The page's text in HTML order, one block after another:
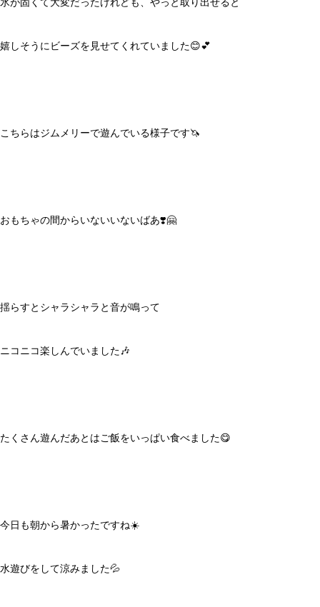
嬉しそうにビーズを見せてくれていました😊💕
こちらはジムメリーで遊んでいる様子です🦄
おもちゃの間からいないいないばあ❣️🤗
揺らすとシャラシャラと音が鳴って
ニコニコ楽しんでいました🎶
たくさん遊んだあとはご飯をいっぱい食べました😋
今日も朝から暑かったですね☀️
水遊びをして涼みました💦